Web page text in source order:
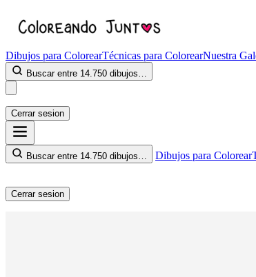
Dibujos para ColorearTécnicas para ColorearNuestra
Buscar entre 14.750 dibujos…
Cerrar sesion
Buscar entre 14.750 dibujos… Dibujos para Colorear
Cerrar sesion